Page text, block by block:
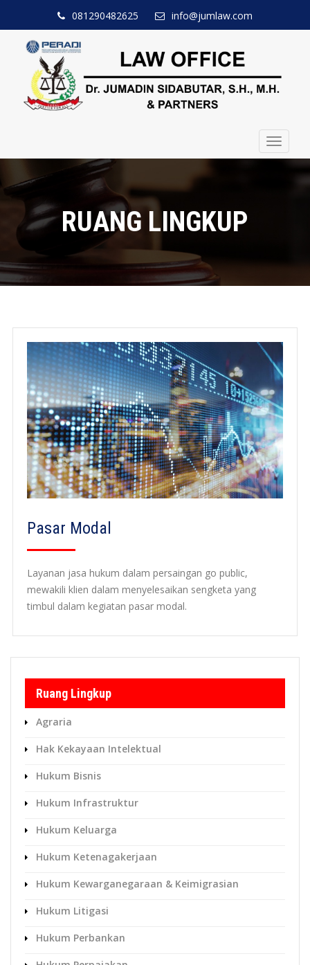
081290482625 info@jumlaw.com
Toggle
RUANG LINGKUP
Pasar Modal
Layanan jasa hukum dalam persaingan go public,
mewakili klien dalam menyelesaikan sengketa yang
timbul dalam kegiatan pasar modal.
Ruang Lingkup
Agraria
Hak Kekayaan Intelektual
Hukum Bisnis
Hukum Infrastruktur
Hukum Keluarga
Hukum Ketenagakerjaan
Hukum Kewarganegaraan & Keimigrasian
Hukum Litigasi
Hukum Perbankan